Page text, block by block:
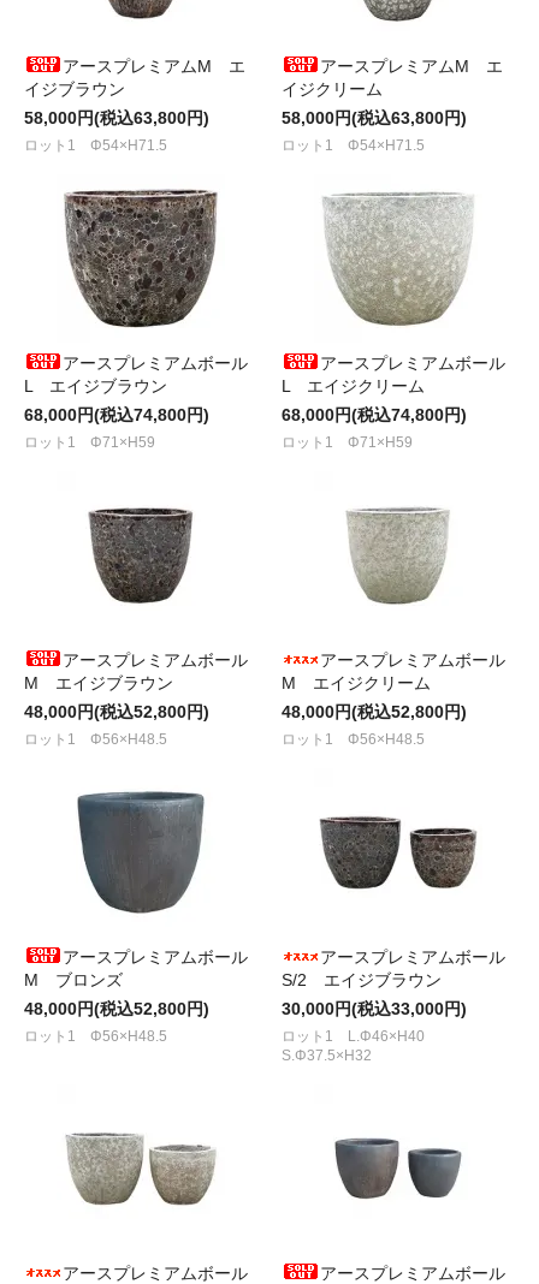
アースプレミアムM エ
イジブラウン
58,000円(税込63,800円)
ロット1 Φ54×H71.5
アースプレミアムM エ
イジクリーム
58,000円(税込63,800円)
ロット1 Φ54×H71.5
アースプレミアムボール
L エイジブラウン
68,000円(税込74,800円)
ロット1 Φ71×H59
アースプレミアムボール
L エイジクリーム
68,000円(税込74,800円)
ロット1 Φ71×H59
アースプレミアムボール
M エイジブラウン
48,000円(税込52,800円)
ロット1 Φ56×H48.5
アースプレミアムボール
M エイジクリーム
48,000円(税込52,800円)
ロット1 Φ56×H48.5
アースプレミアムボール
M ブロンズ
48,000円(税込52,800円)
ロット1 Φ56×H48.5
アースプレミアムボール
S/2 エイジブラウン
30,000円(税込33,000円)
ロット1 L.Φ46×H40
S.Φ37.5×H32
アースプレミアムボール
アースプレミアムボール